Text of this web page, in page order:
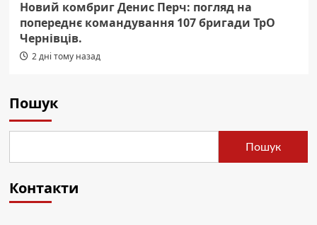
Новий комбриг Денис Перч: погляд на
попереднє командування 107 бригади ТрО
Чернівців.
2 дні тому назад
Пошук
Пошук
Контакти